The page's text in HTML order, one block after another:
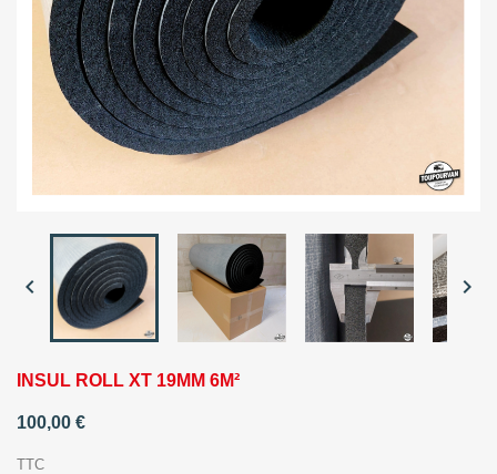
 
INSUL ROLL XT 19MM 6M²
100,00 €
TTC